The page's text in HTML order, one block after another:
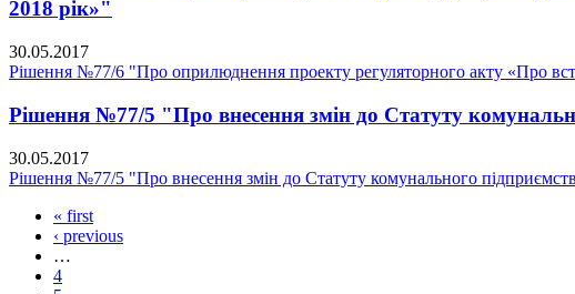
2018 рік»"
30.05.2017
Рішення №77/6 "Про оприлюднення проекту регуляторного акту «Про
Рішення №77/5 "Про внесення змін до Статуту
30.05.2017
Рішення №77/5 "Про внесення змін до Статуту комунального
« first
‹ previous
…
4